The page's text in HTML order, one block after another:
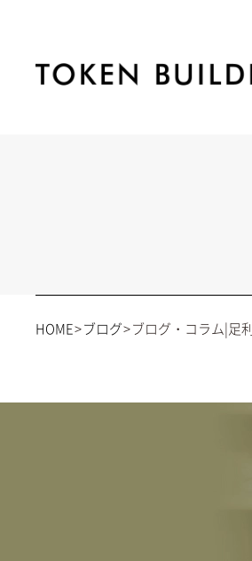
HOME ブログ ブログ・コラム|足